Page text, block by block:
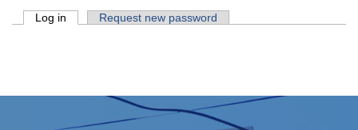
Primary tabs
Log in (active tab)Request new password